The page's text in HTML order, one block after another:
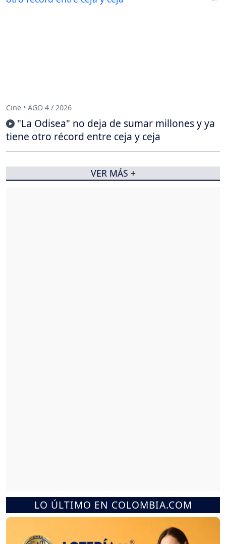
LO ÚLTIMO EN COLOMBIA.COM
Cine • AGO 4 / 2026
"La Odisea" no deja de sumar millones y ya
tiene otro récord entre ceja y ceja
VER MÁS +